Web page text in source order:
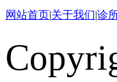
网站首页|关于我们|诊